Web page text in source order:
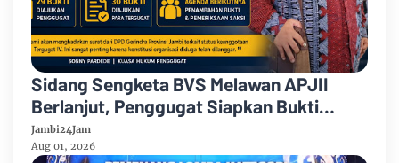
Sidang Sengketa BVS Melawan APJII
Berlanjut, Penggugat Siapkan Bukti
Dugaan Pelanggaran Konstitusi
Organisasi
Jambi24Jam
Aug 01, 2026